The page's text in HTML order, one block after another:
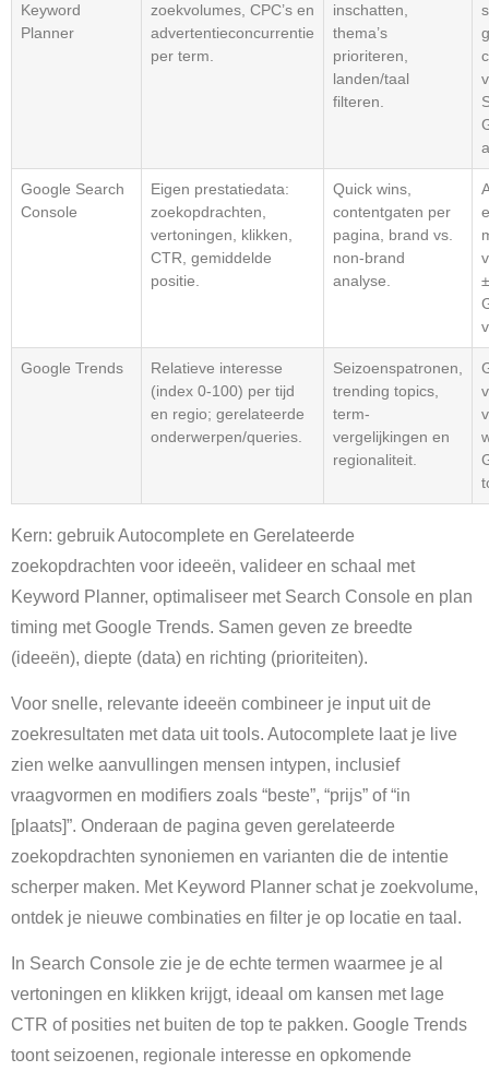
Keyword
Planner
zoekvolumes, CPC’s en
advertentieconcurrentie
per term.
inschatten,
thema’s
prioriteren,
landen/taal
filteren.
Google Search
Console
Eigen prestatiedata:
zoekopdrachten,
vertoningen, klikken,
CTR, gemiddelde
positie.
Quick wins,
contentgaten per
pagina, brand vs.
non-brand
analyse.
Google Trends
Relatieve interesse
(index 0-100) per tijd
en regio; gerelateerde
onderwerpen/queries.
Seizoenspatronen,
trending topics,
term-
vergelijkingen en
regionaliteit.
Kern: gebruik Autocomplete en Gerelateerde
zoekopdrachten voor ideeën, valideer en schaal met
Keyword Planner, optimaliseer met Search Console en plan
timing met Google Trends. Samen geven ze breedte
(ideeën), diepte (data) en richting (prioriteiten).
Voor snelle, relevante ideeën combineer je input uit de
zoekresultaten met data uit tools. Autocomplete laat je live
zien welke aanvullingen mensen intypen, inclusief
vraagvormen en modifiers zoals “beste”, “prijs” of “in
[plaats]”. Onderaan de pagina geven gerelateerde
zoekopdrachten synoniemen en varianten die de intentie
scherper maken. Met Keyword Planner schat je zoekvolume,
ontdek je nieuwe combinaties en filter je op locatie en taal.
In Search Console zie je de echte termen waarmee je al
vertoningen en klikken krijgt, ideaal om kansen met lage
CTR of posities net buiten de top te pakken. Google Trends
toont seizoenen, regionale interesse en opkomende